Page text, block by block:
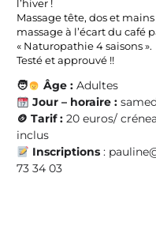
l’hiver !
Massage tête, dos et
massage à l’écart du café
« Naturopathie 4 saisons ».
Testé et approuvé !!
🧑 Âge :Adultes
Jour – horaire :
🪙 Tarif : 20 euros/
inclus
Inscriptions:
73 34 03